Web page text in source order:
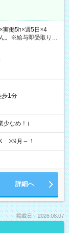
働5h×週5日×4
。※給与即受取りサ
歩1分
なめ！）
※9月～！
詳細へ
掲載日：2026.08.07